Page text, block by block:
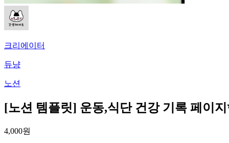
크리에이터
듀냥
노션
[노션 템플릿] 운동,식단 건강 기록 페이지
4,000원